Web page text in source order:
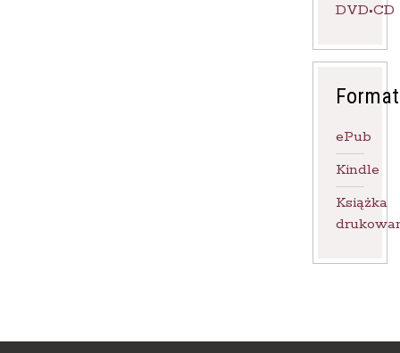
DVD•CD
Format
ePub
Kindle
Książka